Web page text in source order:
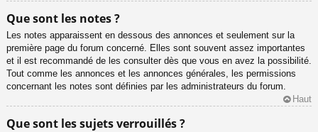
Que sont les notes ?
Les notes apparaissent en dessous des annonces et seulement sur la
première page du forum concerné. Elles sont souvent assez importantes
et il est recommandé de les consulter dès que vous en avez la possibilité.
Tout comme les annonces et les annonces générales, les permissions
concernant les notes sont définies par les administrateurs du forum.
Haut
Que sont les sujets verrouillés ?